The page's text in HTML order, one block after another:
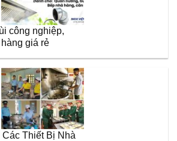
công nghiệp,
giá rẻ
Thiết Bị Nhà